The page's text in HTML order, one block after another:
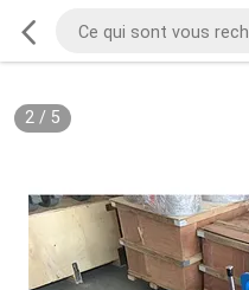
2/ 5